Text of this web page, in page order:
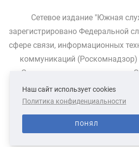
Сетевое издание "Южная
зарегистрировано Федеральной
сфере связи, информационных
коммуникаций (Роскомнадзор)
Свидетельство о
СВЯЗАТЬСЯ С НАМИ
Наш сайт использует cookies
Политика конфиденциальности
ПОНЯЛ